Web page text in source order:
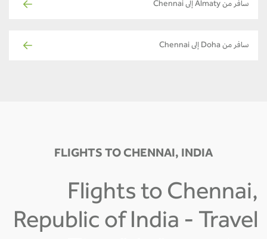
سافر من Almaty إلى Chennai
سافر من Doha إلى Chennai
FLIGHTS TO CHENNAI, INDIA
Flights to Chennai,
Republic of India - Travel